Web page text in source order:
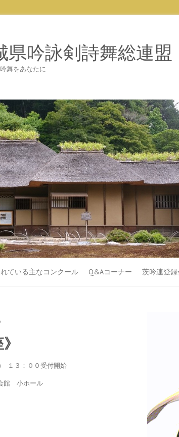
吟詠剣詩舞総連盟
舞をあなたに
ている主なコンクール Q&Aコーナー 茨吟連登録
３：００受付開始
館 小ホール